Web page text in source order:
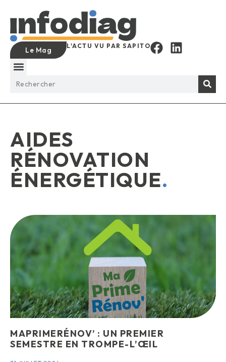
Le Mag L'ACTU VU PAR SAPITO
AIDES
RÉNOVATION
ÉNERGÉTIQUE.
MAPRIMERÉNOV’ : UN PREMIER
SEMESTRE EN TROMPE-L’ŒIL